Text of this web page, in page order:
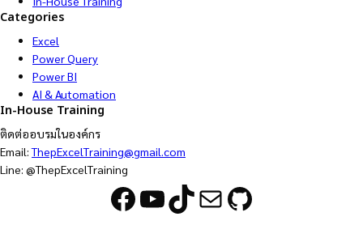
Categories
Excel
Power Query
Power BI
AI & Automation
In-House Training
ติดต่ออบรมในองค์กร
Email:ThepExcelTraining@gmail.com
Line: @ThepExcelTraining
Facebook YouTube TikTok Mail GitHub